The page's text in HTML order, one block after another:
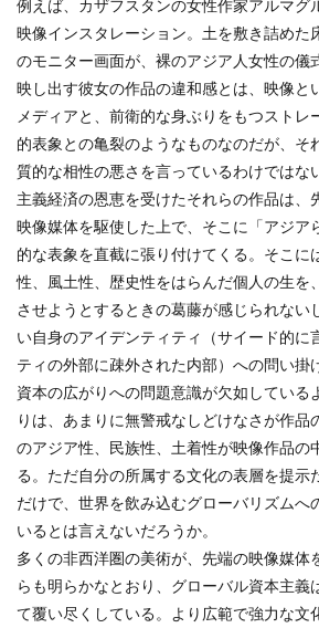
例えば、カザフスタンの女性作家アルマグ
映像インスタレーション。土を敷き詰めた
のモニター画面が、裸のアジア人女性の儀
映し出す彼女の作品の違和感とは、映像と
メディアと、前衛的な身ぶりをもつストレ
的表象との亀裂のようなものなのだが、そ
質的な相性の悪さを言っているわけではな
主義経済の恩恵を受けたそれらの作品は、
映像媒体を駆使した上で、そこに「アジア
的な表象を直截に張り付けてくる。そこに
性、風土性、歴史性をはらんだ個人の生を
させようとするときの葛藤が感じられない
い自身のアイデンティティ（サイード的に
ティの外部に疎外された内部）への問い掛
資本の広がりへの問題意識が欠如している
りは、あまりに無警戒なしどけなさが作品
のアジア性、民族性、土着性が映像作品の
る。ただ自分の所属する文化の表層を提示
だけで、世界を飲み込むグローバリズムへ
いるとは言えないだろうか。
多くの非西洋圏の美術が、先端の映像媒体
らも明らかなとおり、グローバル資本主義
て覆い尽くしている。より広範で強力な文